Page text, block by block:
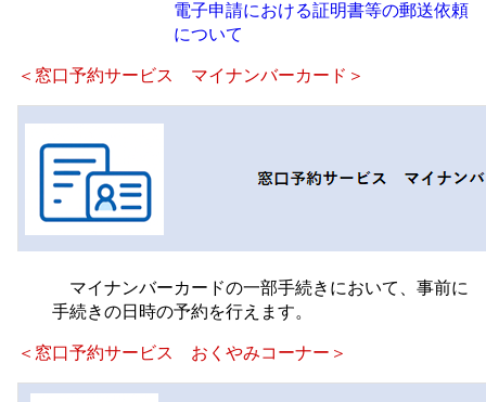
電子申請における証明書等の郵送依頼
について
＜窓口予約サービス マイナンバーカード＞
マイナンバーカードの一部手続きにおいて、事前に
手続きの日時の予約を行えます。
＜窓口予約サービス おくやみコーナー＞